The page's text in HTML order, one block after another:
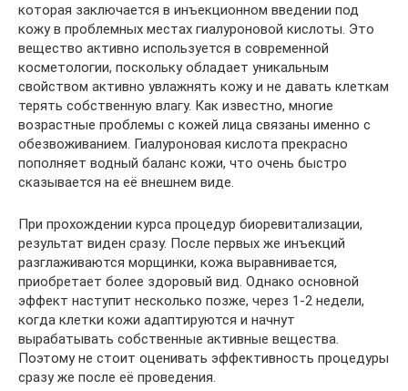
которая заключается в инъекционном введении под
кожу в проблемных местах гиалуроновой кислоты. Это
вещество активно используется в современной
косметологии, поскольку обладает уникальным
свойством активно увлажнять кожу и не давать клеткам
терять собственную влагу. Как известно, многие
возрастные проблемы с кожей лица связаны именно с
обезвоживанием. Гиалуроновая кислота прекрасно
пополняет водный баланс кожи, что очень быстро
сказывается на её внешнем виде.
При прохождении курса процедур биоревитализации,
результат виден сразу. После первых же инъекций
разглаживаются морщинки, кожа выравнивается,
приобретает более здоровый вид. Однако основной
эффект наступит несколько позже, через 1-2 недели,
когда клетки кожи адаптируются и начнут
вырабатывать собственные активные вещества.
Поэтому не стоит оценивать эффективность процедуры
сразу же после её проведения.